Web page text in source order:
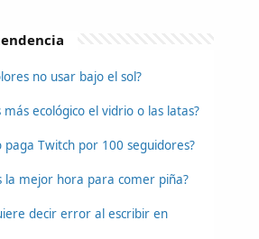
no usar bajo el sol?
más ecológico el vidrio o las latas?
paga Twitch por 100 seguidores?
la mejor hora para comer piña?
decir error al escribir en